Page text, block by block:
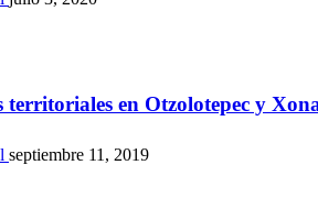
en Otzolotepec y
septiembre 11, 2019